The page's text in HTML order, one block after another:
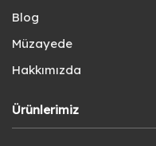
Blog
Müzayede
Hakkımızda
Ürünlerimiz